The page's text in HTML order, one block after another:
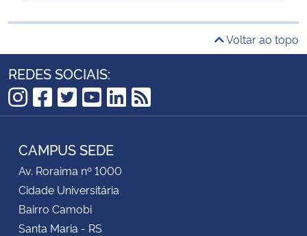
Voltar ao topo
REDES SOCIAIS:
Instagram
Facebook
Twitter
YouTube
LinkedIn
RSS
CAMPUS SEDE
Av. Roraima nº 1000
Cidade Universitária
Bairro Camobi
Santa Maria - RS